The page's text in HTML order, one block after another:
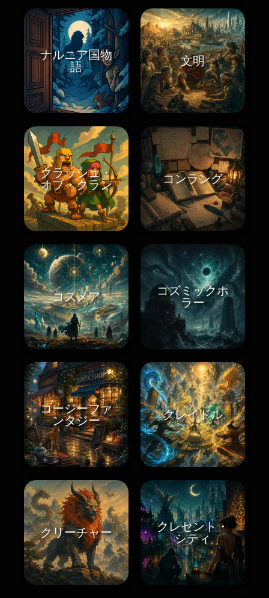
ナルニア国物
語
文明
クラッシュ・
オブ・クラン
コンラング
コスメア
コズミックホ
ラー
コージーファ
ンタジー
クレイドル
クリーチャー
クレセント・
シティ